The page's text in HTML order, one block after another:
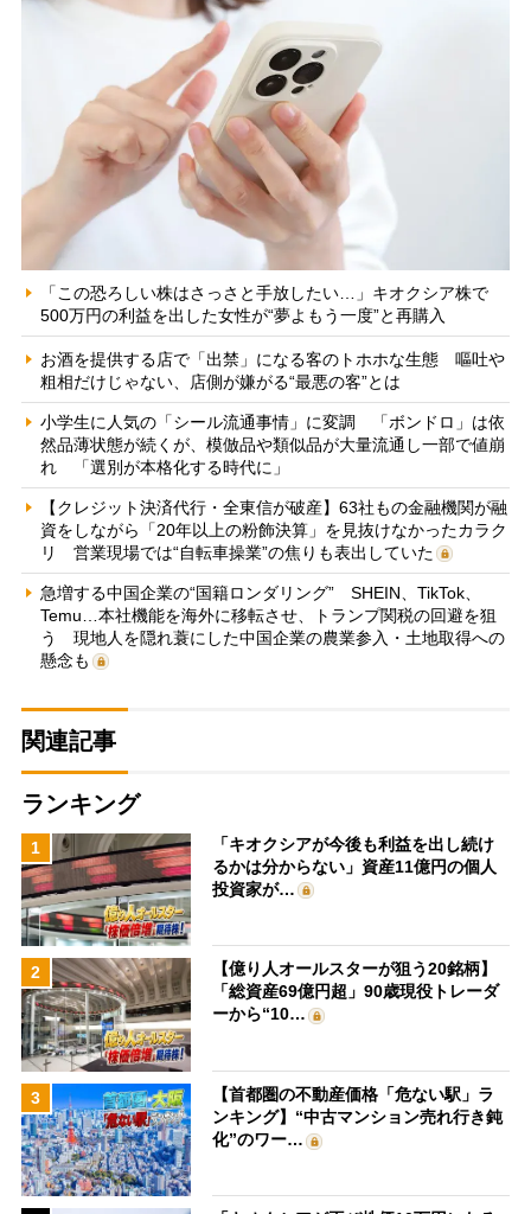
「この恐ろしい株はさっさと手放したい…」キオクシア株で
500万円の利益を出した女性が“夢よもう一度”と再購入
お酒を提供する店で「出禁」になる客のトホホな生態 嘔吐や
粗相だけじゃない、店側が嫌がる“最悪の客”とは
小学生に人気の「シール流通事情」に変調 「ボンドロ」は依
然品薄状態が続くが、模倣品や類似品が大量流通し一部で値崩
れ 「選別が本格化する時代に」
【クレジット決済代行・全東信が破産】63社もの金融機関が融
資をしながら「20年以上の粉飾決算」を見抜けなかったカラク
リ 営業現場では“自転車操業”の焦りも表出していた
急増する中国企業の“国籍ロンダリング” SHEIN、TikTok、
Temu…本社機能を海外に移転させ、トランプ関税の回避を狙
う 現地人を隠れ蓑にした中国企業の農業参入・土地取得への
懸念も
関連記事
ランキング
1
「キオクシアが今後も利益を出し続け
るかは分からない」資産11億円の個人
投資家が…
2
【億り人オールスターが狙う20銘柄】
「総資産69億円超」90歳現役トレーダ
ーから“10…
3
【首都圏の不動産価格「危ない駅」ラ
ンキング】“中古マンション売れ行き鈍
化”のワー…